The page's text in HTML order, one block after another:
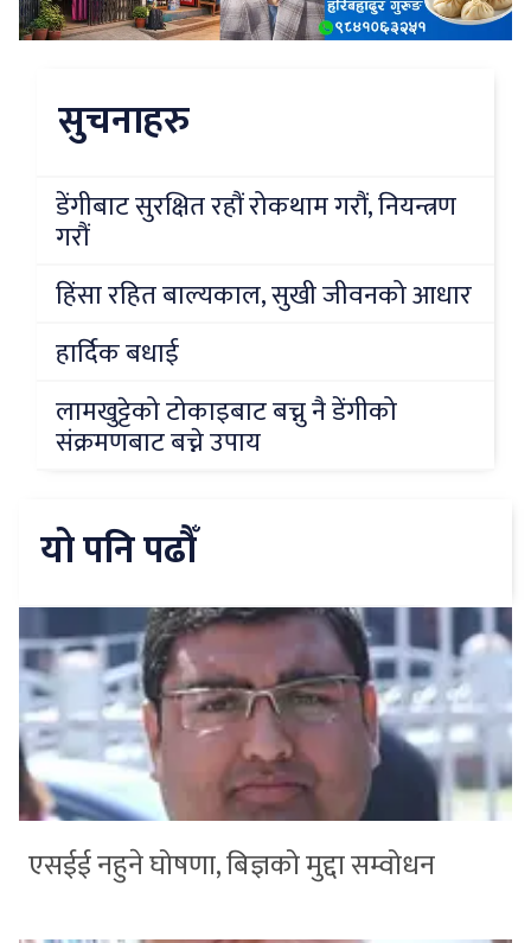
सुचनाहरु
डेंगीबाट सुरक्षित रहौं रोकथाम गरौं, नियन्त्रण
गरौं
हिंसा रहित बाल्यकाल, सुखी जीवनको आधार
हार्दिक बधाई
लामखुट्टेको टोकाइबाट बच्नु नै डेंगीको
संक्रमणबाट बच्ने उपाय
यो पनि पढौँ
एसईई नहुने घोषणा, बिज्ञको मुद्दा सम्वोधन